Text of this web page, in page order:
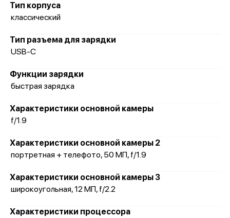
Тип корпуса
классический
Тип разъема для зарядки
USB-C
Функции зарядки
быстрая зарядка
Характеристики основной камеры
f/1.9
Характеристики основной камеры 2
портретная + телефото, 50 МП, f/1.9
Характеристики основной камеры 3
широкоугольная, 12 МП, f/2.2
Характеристики процессора